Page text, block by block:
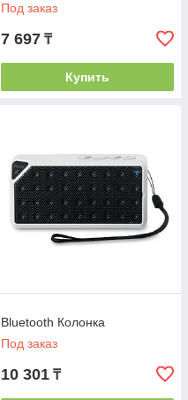
Под заказ
7 697 ₸
Купить
Bluetooth Колонка
Под заказ
10 301 ₸